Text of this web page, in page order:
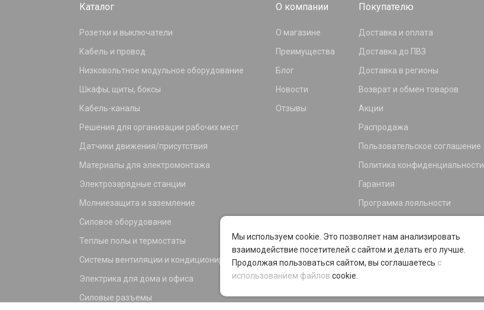
Каталог
Розетки и выключатели
Кабель и провод
Низковольтное модульное оборудование
Шкафы, щиты, боксы
Кабель-каналы
Решения для организации рабочих мест
Датчики движения/присутствия
Материалы для электромонтажа
Электрозарядные станции
Молниезащита и заземление
Силовое оборудование
Теплые полы и термостаты
Системы вентиляции и кондиционирования
Электрика для дома и офиса
Силовые разъемы
О компании
О магазине
Преимущества
Блог
Новости
Отзывы
Покупателю
Доставка и оплата
Доставка до ПВЗ
Доставка в регионы
Возврат и обмен товаров
Акции
Распродажа
Пользовательское соглашение
Политика конфиденциальности
Гарантия
Программа лояльности
Мы используем cookie. Это позволяет нам анализировать
взаимодействие посетителей с сайтом и делать его лучше.
Продолжая пользоваться сайтом, вы соглашаетесь с
использованием файлов cookie.